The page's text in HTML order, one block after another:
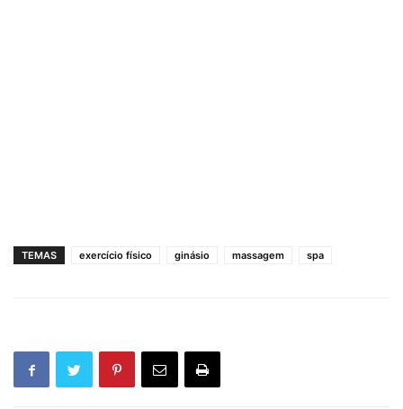
TEMAS exercício físico ginásio massagem spa